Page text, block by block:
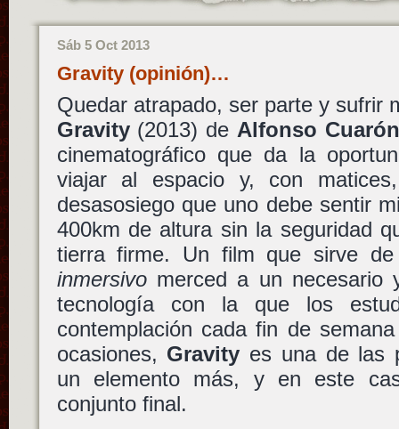
Sáb 5 Oct 2013
Gravity (opinión)…
Quedar atrapado, ser parte y sufrir
Gravity(2013) de Alfonso Cuarón
cinematográfico que da la
viajar al espacio y, con
desasosiego que uno debe sentir
400km de altura sin la seguridad
tierra firme. Un film que sirve
inmersivomerced a un necesario
tecnología con la que los
contemplación cada fin de
ocasiones, Gravity es una de las
un elemento más, y en este
conjunto final.